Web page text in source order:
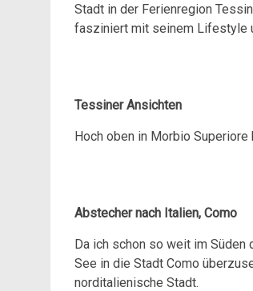
Stadt in der Ferienregion
fasziniert mit seinem Lifestyle
Tessiner Ansichten
Hoch oben in Morbio
Abstecher nach Italien, Como
Da ich schon so weit im Süden
See in die Stadt Como
norditalienische Stadt.